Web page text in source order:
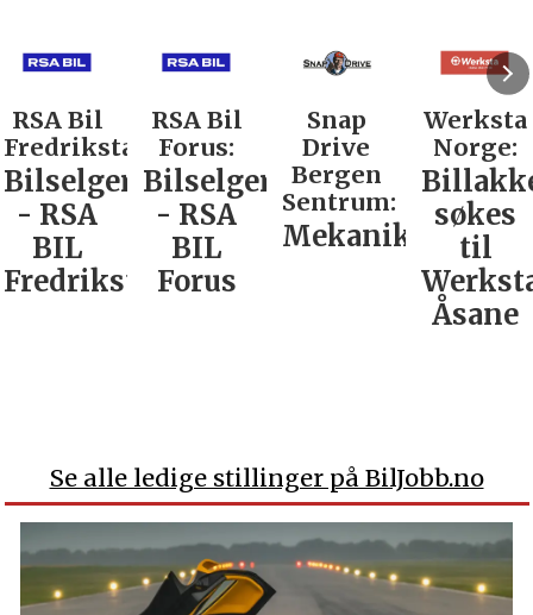
RSA Bil
Fredrikstad:
Bilselger
- RSA
BIL
Fredrikstad
RSA Bil
Forus:
Bilselger
- RSA
BIL
Forus
Snap
Drive
Bergen
Sentrum:
Mekaniker
Werksta
Norge:
søkes
til
Åsane
Se alle ledige stillinger på BilJobb.no